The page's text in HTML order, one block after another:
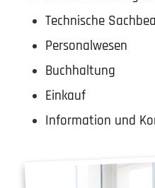
Technische
Perso­nal­wesen
Buchhaltung
Einkauf
Infor­mation und